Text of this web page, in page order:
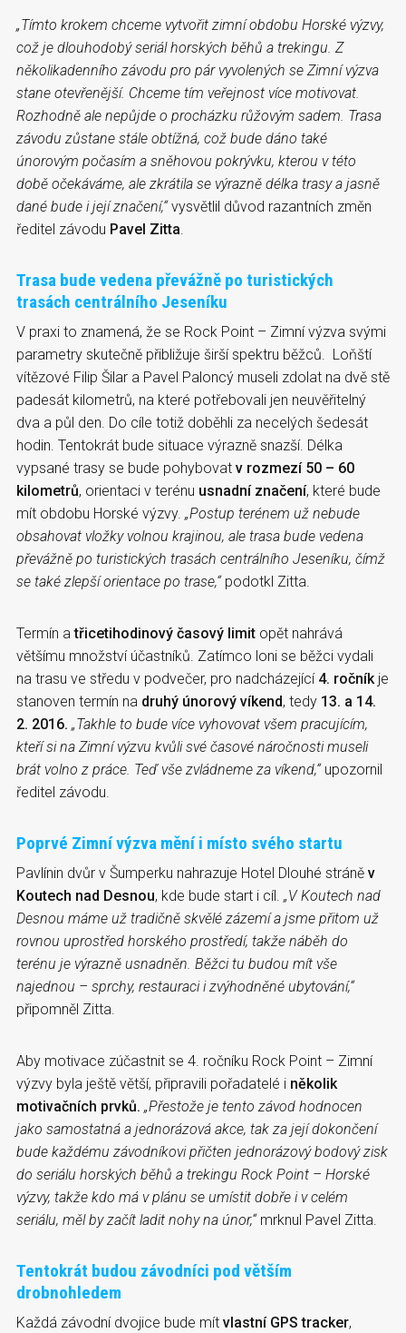
„Tímto krokem chceme vytvořit zimní obdobu Horské výzvy,
což je dlouhodobý seriál horských běhů a trekingu. Z
několikadenního závodu pro pár vyvolených se Zimní výzva
stane otevřenější. Chceme tím veřejnost více motivovat.
Rozhodně ale nepůjde o procházku růžovým sadem. Trasa
závodu zůstane stále obtížná, což bude dáno také
únorovým počasím a sněhovou pokrývku, kterou v této
době očekáváme, ale zkrátila se výrazně délka trasy a jasně
dané bude i její značení,“vysvětlil důvod razantních změn
ředitel závodu Pavel Zitta
Trasa bude vedena převážně po turistických
trasách centrálního Jeseníku
V praxi to znamená, že se Rock Point – Zimní výzva svými
parametry skutečně přibližuje širší spektru běžců. Loňští
vítězové Filip Šilar a Pavel Paloncý museli zdolat na dvě stě
padesát kilometrů, na které potřebovali jen neuvěřitelný
dva a půl den. Do cíle totiž doběhli za necelých šedesát
hodin. Tentokrát bude situace výrazně snazší. Délka
vypsané trasy se bude pohybovat v rozmezí 50 – 60
kilometrů, orientaci v terénu usnadní značení, které bude
mít obdobu Horské výzvy. „Postup terénem už nebude
obsahovat vložky volnou krajinou, ale trasa bude vedena
převážně po turistických trasách centrálního Jeseníku, čímž
se také zlepší orientace po trase,“podotkl Zitta.
Termín atřicetihodinový časový limit opět nahrává
většímu množství účastníků. Zatímco loni se běžci vydali
na trasu ve středu v podvečer, pro nadcházející4. ročník je
stanoven termín na druhý únorový víkend, tedy 13. a 14.
2. 2016. „Takhle to bude více vyhovovat všem pracujícím,
kteří si na Zimní výzvu kvůli své časové náročnosti museli
brát volno z práce. Teď vše zvládneme za víkend,“upozornil
ředitel závodu.
Poprvé Zimní výzva mění i místo svého startu
Pavlínin dvůr v Šumperku nahrazuje Hotel Dlouhé stráně v
Koutech nad Desnou, kde bude start i cíl. „V Koutech nad
Desnou máme už tradičně skvělé zázemí a jsme přitom už
rovnou uprostřed horského prostředí, takže náběh do
terénu je výrazně usnadněn. Běžci tu budou mít vše
najednou – sprchy, restauraci i zvýhodněné ubytování,“
připomněl Zitta.
Aby motivace zúčastnit se 4. ročníku Rock Point – Zimní
výzvy byla ještě větší, připravili pořadatelé i několik
motivačních prvků. „Přestože je tento závod hodnocen
jako samostatná a jednorázová akce, tak za její dokončení
bude každému závodníkovi přičten jednorázový bodový zisk
do seriálu horských běhů a trekingu Rock Point – Horské
výzvy, takže kdo má v plánu se umístit dobře i v celém
seriálu, měl by začít ladit nohy na únor,“mrknul Pavel Zitta.
Tentokrát budou závodníci pod větším
drobnohledem
Každá závodní dvojice bude mít vlastní GPS tracker,